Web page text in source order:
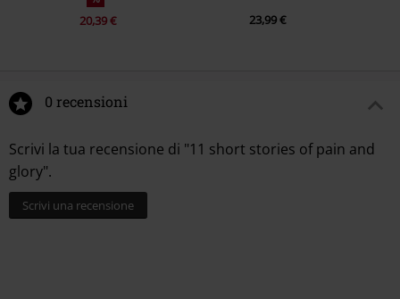
20,39 € 23,99 €
0 recensioni
Scrivi la tua recensione di "11 short stories of pain and
glory".
Scrivi una recensione